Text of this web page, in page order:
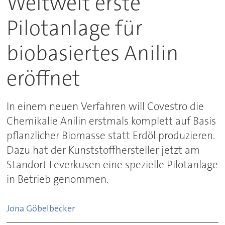
Pilotanlage für
biobasiertes Anilin
eröffnet
In einem neuen Verfahren will Covestro die
Chemikalie Anilin erstmals komplett auf Basis
pflanzlicher Biomasse statt Erdöl produzieren.
Dazu hat der Kunststoffhersteller jetzt am
Standort Leverkusen eine spezielle Pilotanlage
in Betrieb genommen.
Jona Göbelbecker